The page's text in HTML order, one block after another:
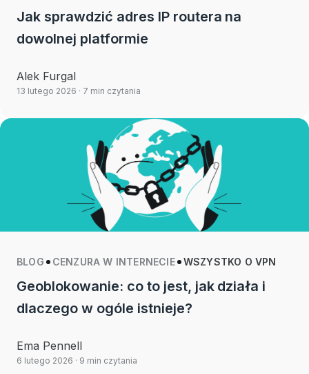
Jak sprawdzić adres IP routera na
dowolnej platformie
Alek Furgal
13 lutego 2026 · 7 min czytania
BLOG CENZURA W INTERNECIE WSZYSTKO O VPN
Geoblokowanie: co to jest, jak działa i
dlaczego w ogóle istnieje?
Ema Pennell
6 lutego 2026 · 9 min czytania